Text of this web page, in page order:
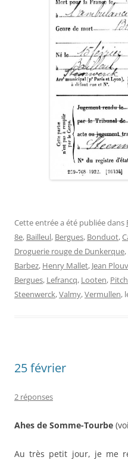
Cette entrée a été publiée dans
8e, Bailleul, Bergues, Bonduot,
Droguerie rouge de Dunkerque,
Barbez, Henry Mallet, Jean
Bergues, Lefrancq, Looten,
Steenwerck,Valmy,Vermullen,
25 février
2 réponses
Ahes de Somme-Tourbe
Au très petit jour, je me